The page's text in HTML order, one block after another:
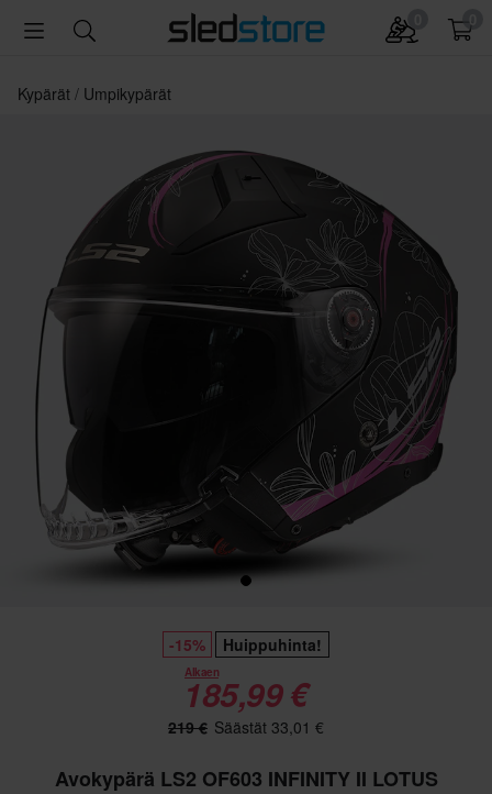
Kypärät Umpikypärät
-15% Huippuhinta!
Alkaen
185,99 €
219 € Säästät 33,01 €
Avokypärä LS2 OF603 INFINITY II LOTUS